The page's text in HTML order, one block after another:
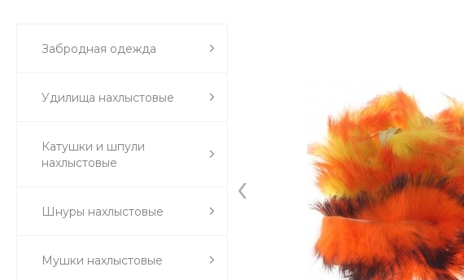
Забродная одежда
Удилища нахлыстовые
Катушки и шпули
нахлыстовые
Шнуры нахлыстовые
Мушки нахлыстовые
‹